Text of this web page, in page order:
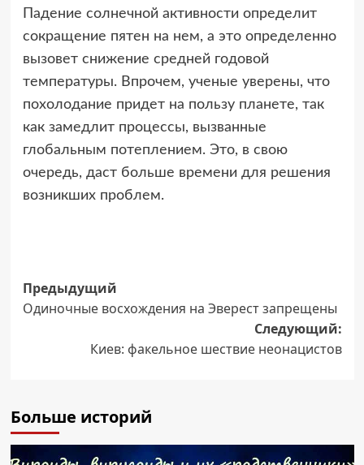
Падение солнечной активности определит
сокращение пятен на нем, а это определенно
вызовет снижение средней годовой
температуры. Впрочем, ученые уверены, что
похолодание придет на пользу планете, так
как замедлит процессы, вызванные
глобальным потеплением. Это, в свою
очередь, даст больше времени для решения
возникших проблем.
Навигация
записи
Предыдущий
Одиночные восхождения на Эверест запрещены
Следующий:
Киев: факельное шествие неонацистов
Больше историй